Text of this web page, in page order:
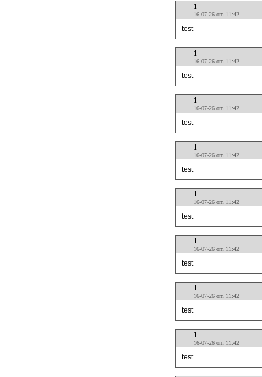
1
16-07-26 om 11:42
test
1
16-07-26 om 11:42
test
1
16-07-26 om 11:42
test
1
16-07-26 om 11:42
test
1
16-07-26 om 11:42
test
1
16-07-26 om 11:42
test
1
16-07-26 om 11:42
test
1
16-07-26 om 11:42
test